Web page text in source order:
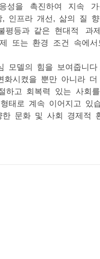
성을 촉진하여 지속
인프라 개선, 삶의 질
평등과 같은 현대적
또는 환경 조건 속에
델의 힘을 보여줍니
켰을 뿐만 아니라 더
고 회복력 있는 사회
태로 계속 이어지고 있
문화 및 사회 경제적